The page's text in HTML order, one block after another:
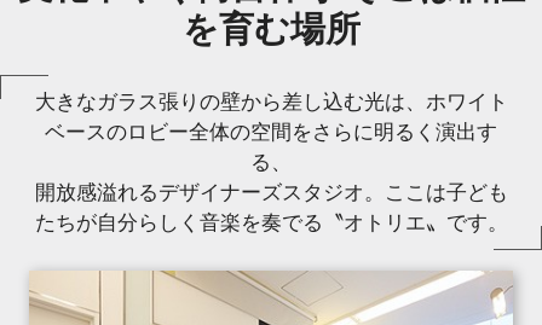
を育む場所
大きなガラス張りの壁から差し込む光は、ホワイト
ベースのロビー全体の空間をさらに明るく演出す
る、
開放感溢れるデザイナーズスタジオ。ここは子ども
たちが自分らしく音楽を奏でる〝オトリエ〟です。